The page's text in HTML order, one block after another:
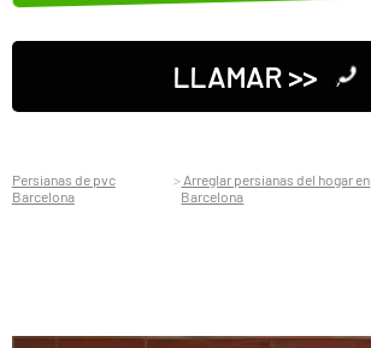
LLAMAR >>
Persianas de pvc
Barcelona
Arreglar persianas del hogar en
Barcelona